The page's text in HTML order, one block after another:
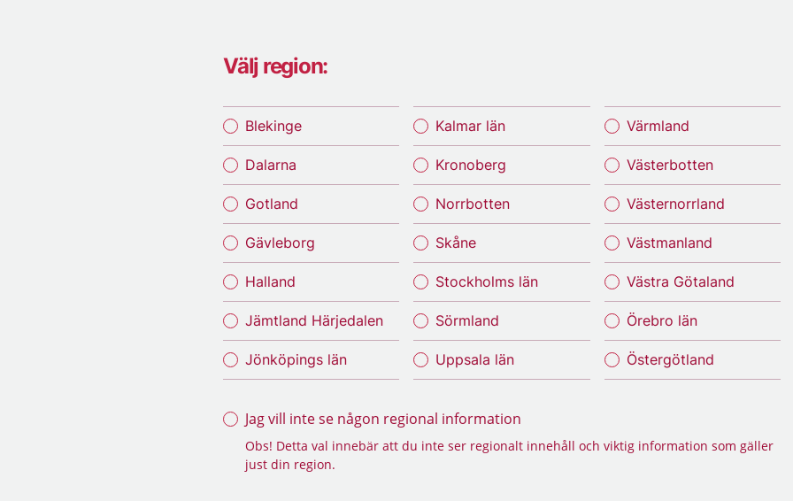
Välj region:
Blekinge
Dalarna
Gotland
Gävleborg
Halland
Jämtland Härjedalen
Jönköpings län
Kalmar län
Kronoberg
Norrbotten
Skåne
Stockholms län
Sörmland
Uppsala län
Värmland
Västerbotten
Västernorrland
Västmanland
Västra Götaland
Örebro län
Östergötland
Jag vill inte se någon regional information
Obs! Detta val innebär att du inte ser regionalt innehåll och viktig information som gäller
just din region.